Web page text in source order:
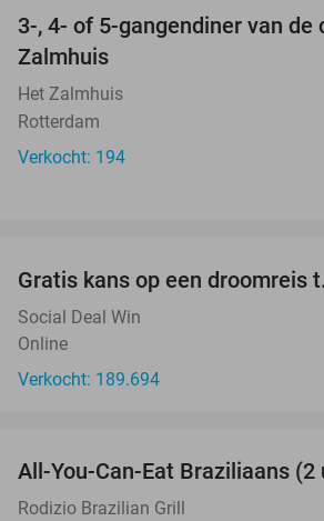
3-, 4- of 5-gangendiner van de
Zalmhuis
Het Zalmhuis
Rotterdam
Verkocht: 194
Gratis kans op een droomreis
Social Deal Win
Online
Verkocht: 189.694
All-You-Can-Eat Braziliaans (2
Rodizio Brazilian Grill